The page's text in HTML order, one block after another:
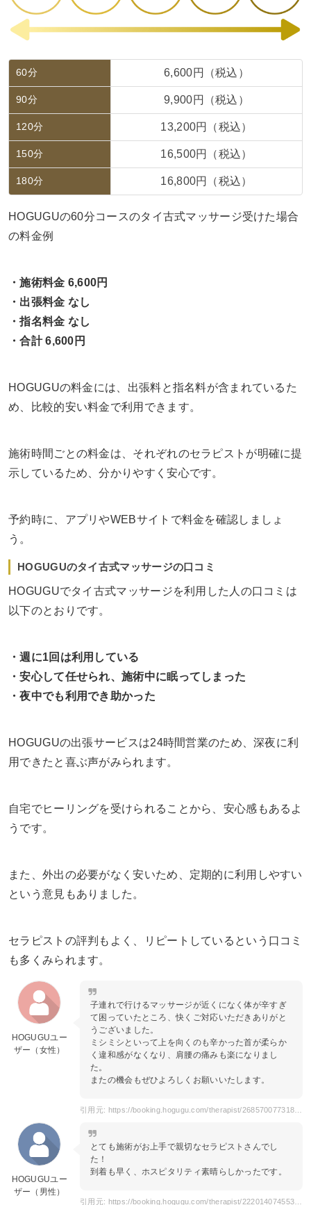
60分 6,600円（税込）
90分 9,900円（税込）
120分 13,200円（税込）
150分 16,500円（税込）
180分 16,800円（税込）
HOGUGUの60分コースのタイ古式マッサージ受けた場合
の料金例
・施術料金 6,600円
・出張料金 なし
・指名料金 なし
・合計 6,600円
HOGUGUの料金には、出張料と指名料が含まれているた
め、比較的安い料金で利用できます。
施術時間ごとの料金は、それぞれのセラピストが明確に提
示しているため、分かりやすく安心です。
予約時に、アプリやWEBサイトで料金を確認しましょ
う。
HOGUGUのタイ古式マッサージの口コミ
HOGUGUでタイ古式マッサージを利用した人の口コミは
以下のとおりです。
・週に1回は利用している
・安心して任せられ、施術中に眠ってしまった
・夜中でも利用でき助かった
HOGUGUの出張サービスは24時間営業のため、深夜に利
用できたと喜ぶ声がみられます。
自宅でヒーリングを受けられることから、安心感もあるよ
うです。
また、外出の必要がなく安いため、定期的に利用しやすい
という意見もありました。
セラピストの評判もよく、リピートしているという口コミ
も多くみられます。
HOGUGUユー
ザー（女性）
子連れで行けるマッサージが近くになく体が辛すぎ
て困っていたところ、快くご対応いただきありがと
うございました。
ミシミシといって上を向くのも辛かった首が柔らか
く違和感がなくなり、肩腰の痛みも楽になりまし
た。
またの機会もぜひよろしくお願いいたします。
HOGUGUユー
ザー（男性）
とても施術がお上手で親切なセラピストさんでし
た！
到着も早く、ホスピタリティ素晴らしかったです。